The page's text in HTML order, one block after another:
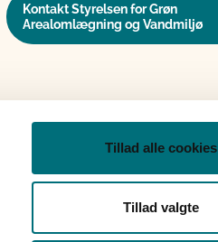
Tillad alle cookies
Tillad valgte
Kontakt Styrelsen for Grøn
Arealomlægning og Vandmiljø